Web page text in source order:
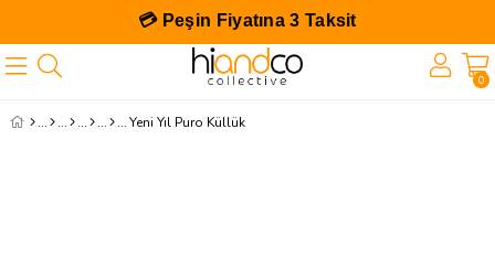
💳 Peşin Fiyatına 3 Taksit
0
Yeni Yıl Puro Küllük